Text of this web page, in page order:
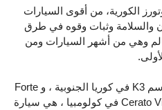
الكورية، من أقوى السيارات
والسلامة وثبات وقوه في طرق
وهي من أشهر السيارات ومن
كيا سيراتوKia Forte ، المعروفة باسم K3 في كوريا الجنوبية ، و Forte
K3 أو Shuma في الصين ، و Cerato Vivaro في كولومبيا ، هي سيارة